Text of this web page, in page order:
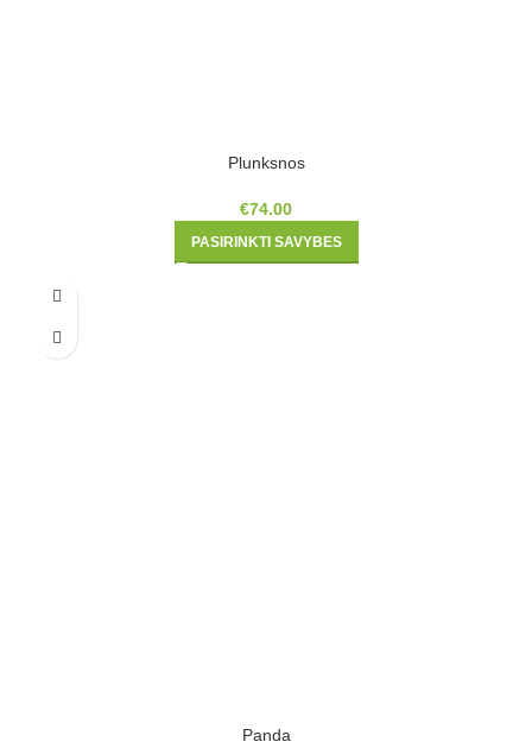
Plunksnos
€74.00
PASIRINKTI SAVYBES
Panda